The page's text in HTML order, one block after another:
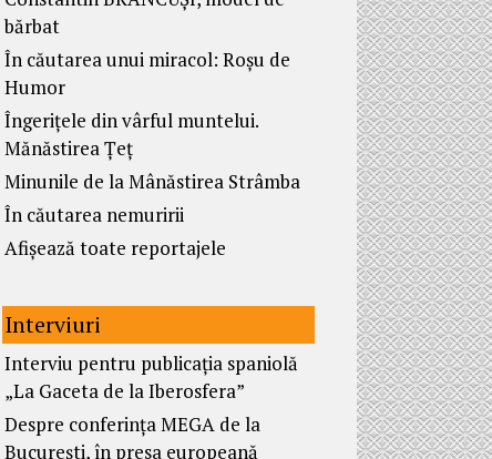
bărbat
În căutarea unui miracol: Roșu de
Humor
Îngerițele din vârful muntelui.
Mănăstirea Țeț
Minunile de la Mânăstirea Strâmba
În căutarea nemuririi
Afișează toate reportajele
Interviuri
Interviu pentru publicația spaniolă
„La Gaceta de la Iberosfera”
Despre conferința MEGA de la
București, în presa europeană